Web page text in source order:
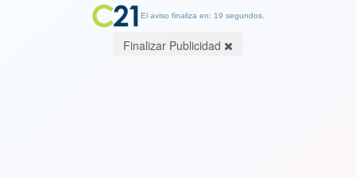
El aviso finaliza en: 18 segundos.
Finalizar Publicidad